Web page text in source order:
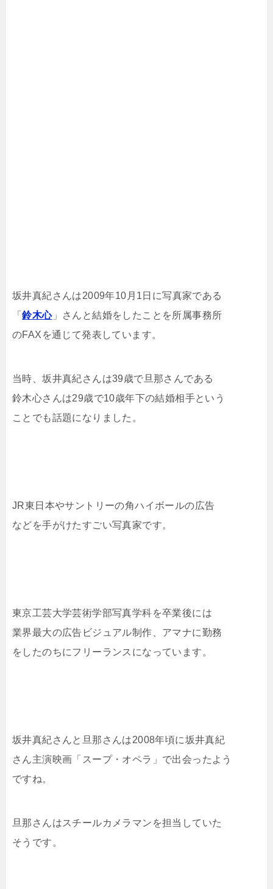
坂井真紀さんは2009年10月1日に写真家である
「鈴木心」さんと結婚をしたことを所属事務所
のFAXを通じて発表しています。
当時、坂井真紀さんは39歳で旦那さんである
鈴木心さんは29歳で10歳年下の結婚相手という
ことでも話題になりました。
JR東日本やサントリーの角ハイボールの広告
などを手がけたすごい写真家です。
東京工芸大学芸術学部写真学科を卒業後には
業界最大の広告ビジュアル制作、アマナに勤務
をしたのちにフリーランスになっています。
坂井真紀さんと旦那さんは2008年頃に坂井真紀
さん主演映画「スープ・オペラ」で出会ったよう
ですね。
旦那さんはスチールカメラマンを担当していた
そうです。